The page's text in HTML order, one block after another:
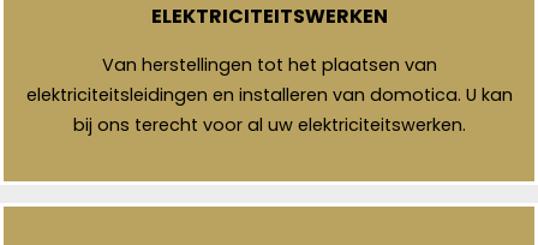
ELEKTRICITEITSWERKEN
Van herstellingen tot het plaatsen van
elektriciteitsleidingen en installeren van domotica. U kan
bij ons terecht voor al uw elektriciteitswerken.